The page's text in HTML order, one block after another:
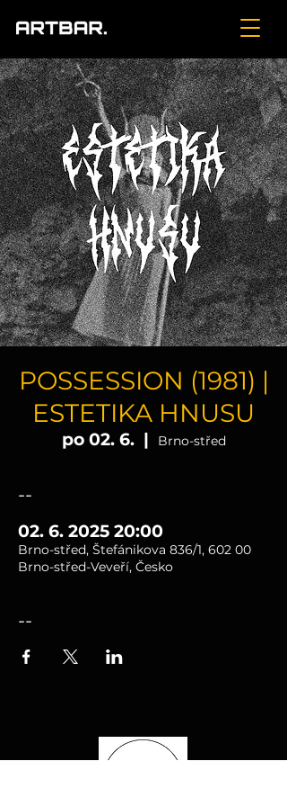
POSSESSION (1981) |
ESTETIKA HNUSU
po 02. 6.
  |
Brno-střed
--
02. 6. 2025 20:00
Brno-střed, Štefánikova 836/1, 602 00
Brno-střed-Veveří, Česko
--